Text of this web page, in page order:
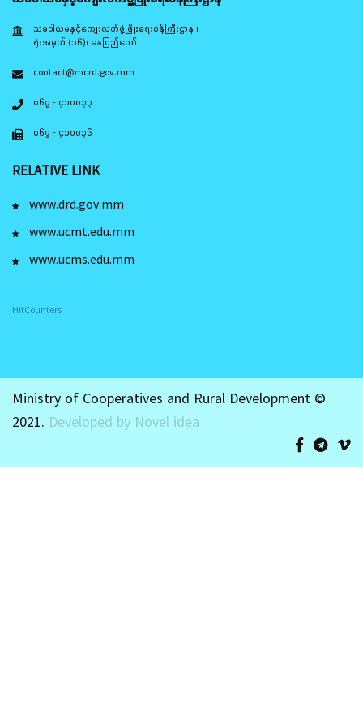
သမဝါယမနှင့်ကျေးလက်ဖွံ့ဖြိုးရေးဝန်ကြီးဌာန ၊
ရုံးအမှတ် (၁၆)၊ နေပြည်တော်
contact@mcrd.gov.mm
၀၆၇ - ၄၁၀၀၃၃
၀၆၇ - ၄၁၀၀၃၆
RELATIVE LINK
www.drd.gov.mm
www.ucmt.edu.mm
www.ucms.edu.mm
HitCounters
Ministry of Cooperatives and Rural Development ©
2021. Developed by Novel idea